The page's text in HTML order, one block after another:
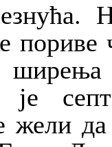
пориве
је
жели